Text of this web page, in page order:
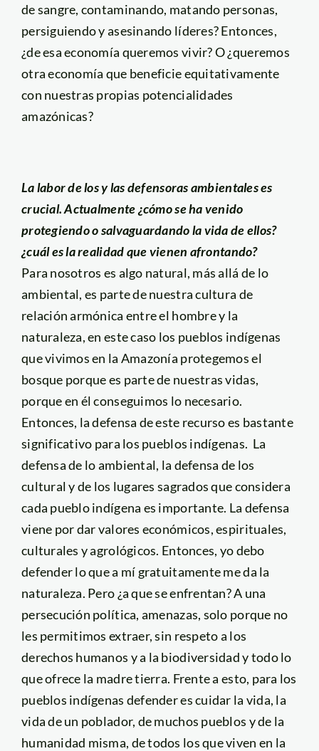
de sangre, contaminando, matando personas,
persiguiendo y asesinando líderes? Entonces,
¿de esa economía queremos vivir? O ¿queremos
otra economía que beneficie equitativamente
con nuestras propias potencialidades
amazónicas?
La labor de los y las defensoras ambientales es
crucial. Actualmente ¿cómo se ha venido
protegiendo o salvaguardando la vida de ellos?
¿cuál es la realidad que vienen afrontando?
Para nosotros es algo natural, más allá de lo
ambiental, es parte de nuestra cultura de
relación armónica entre el hombre y la
naturaleza, en este caso los pueblos indígenas
que vivimos en la Amazonía protegemos el
bosque porque es parte de nuestras vidas,
porque en él conseguimos lo necesario.
Entonces, la defensa de este recurso es bastante
significativo para los pueblos indígenas. La
defensa de lo ambiental, la defensa de los
cultural y de los lugares sagrados que considera
cada pueblo indígena es importante. La defensa
viene por dar valores económicos, espirituales,
culturales y agrológicos. Entonces, yo debo
defender lo que a mí gratuitamente me da la
naturaleza. Pero ¿a que se enfrentan? A una
persecución política, amenazas, solo porque no
les permitimos extraer, sin respeto a los
derechos humanos y a la biodiversidad y todo lo
que ofrece la madre tierra. Frente a esto, para los
pueblos indígenas defender es cuidar la vida, la
vida de un poblador, de muchos pueblos y de la
humanidad misma, de todos los que viven en la